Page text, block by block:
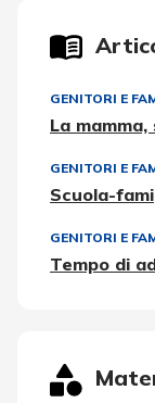
GENITORI E
La mamma,
GENITORI E
Scuola-
GENITORI E
Tempo di